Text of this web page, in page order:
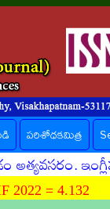
పరిశోధకమిత్ర
= 4.132